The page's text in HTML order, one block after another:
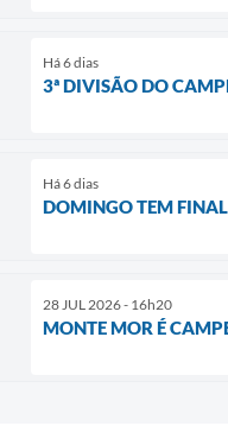
Há 6 dias
3ª DIVISÃO DO
Há 6 dias
DOMINGO TEM
28 JUL 2026 - 16h20
MONTE MOR É